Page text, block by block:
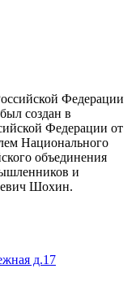
Федерации
создан в
Федерации от
Национального
объединения
и
Шохин.
д.17